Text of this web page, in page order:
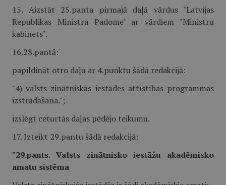
15. Aizstāt 25.panta pirmajā daļā vārdus "Latvijas
Republikas Ministra Padome" ar vārdiem "Ministru
kabinets".
16.28.pantā:
papildināt otro daļu ar 4.punktu šādā redakcijā:
"4) valsts zinātniskās iestādes attīstības programmas
izstrādāšana.";
izslēgt ceturtās daļas pēdējo teikumu.
17. Izteikt 29.pantu šādā redakcijā:
"29.pants. Valsts zinātnisko iestāžu akadēmisko
amatu sistēma